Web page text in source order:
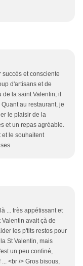
et consciente
d'artisans et de
la saint Valentin, il
au restaurant, je
le plaisir de la
et un repas agréable.
et le souhaitent
... très appétissant et
avait çà de
les p'tits restos pour
St Valentin, mais
un peu confiné,
<br /> Gros bisous,